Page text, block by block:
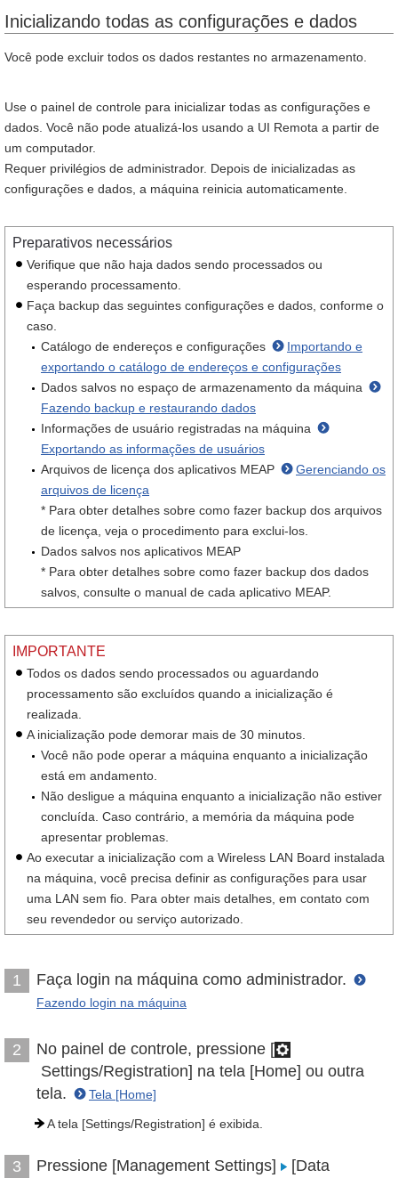
Inicializando todas as configurações e dados
Você pode excluir todos os dados restantes no armazenamento.
Use o painel de controle para inicializar todas as configurações e
dados. Você não pode atualizá-los usando a UI Remota a partir de
um computador.
Requer privilégios de administrador. Depois de inicializadas as
configurações e dados, a máquina reinicia automaticamente.
Preparativos necessários
Verifique que não haja dados sendo processados ou
esperando processamento.
Faça backup das seguintes configurações e dados, conforme o
caso.
Catálogo de endereços e configurações
Importando e
exportando o catálogo de endereços e configurações
Dados salvos no espaço de armazenamento da máquina
Fazendo backup e restaurando dados
Informações de usuário registradas na máquina
Exportando as informações de usuários
Arquivos de licença dos aplicativos MEAP
Gerenciando os
arquivos de licença
* Para obter detalhes sobre como fazer backup dos arquivos
de licença, veja o procedimento para exclui-los.
Dados salvos nos aplicativos MEAP
* Para obter detalhes sobre como fazer backup dos dados
salvos, consulte o manual de cada aplicativo MEAP.
IMPORTANTE
Todos os dados sendo processados ou aguardando
processamento são excluídos quando a inicialização é
realizada.
A inicialização pode demorar mais de 30 minutos.
Você não pode operar a máquina enquanto a inicialização
está em andamento.
Não desligue a máquina enquanto a inicialização não estiver
concluída. Caso contrário, a memória da máquina pode
apresentar problemas.
Ao executar a inicialização com a Wireless LAN Board instalada
na máquina, você precisa definir as configurações para usar
uma LAN sem fio. Para obter mais detalhes, em contato com
seu revendedor ou serviço autorizado.
1 Faça login na máquina como administrador.
Fazendo login na máquina
2
No painel de controle, pressione [
Settings/Registration] na tela [Home] ou outra
tela.
Tela [Home]
A tela [Settings/Registration] é exibida.
3 Pressione [Management Settings]
[Data